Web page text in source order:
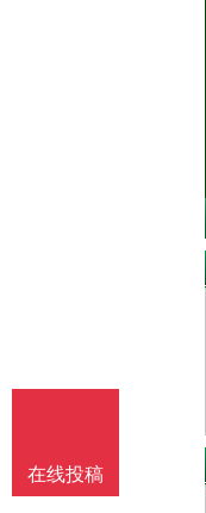
在线投稿